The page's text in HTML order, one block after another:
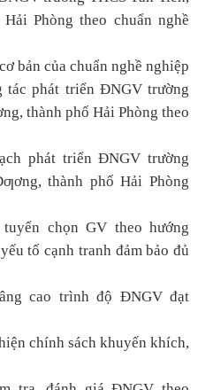
Phòng theo chuẩn nghề
bản của chuẩn nghề nghiệp
tác phát triển ĐNGV trường
thành phố Hải Phòng theo
phát triển ĐNGV trường
thành phố Hải Phòng
chọn GV theo hướng
tố cạnh tranh đảm bảo đủ
cao trình độ ĐNGV đạt
chính sách khuyến khích,